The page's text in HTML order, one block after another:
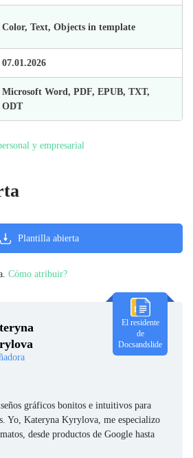
Color, Text, Objects in template
07.01.2026
Microsoft Word, PDF, EPUB, TXT,
ODT
y empresarial
El residente
de
Docsandslide
gráficos bonitos e intuitivos para
Yo, Kateryna Kyrylova, me especializo
desde productos de Google hasta
Plantilla abierta
Cómo atribuir?